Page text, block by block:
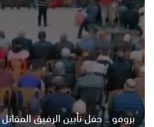
برومو .. حفل تأبين الرفيق